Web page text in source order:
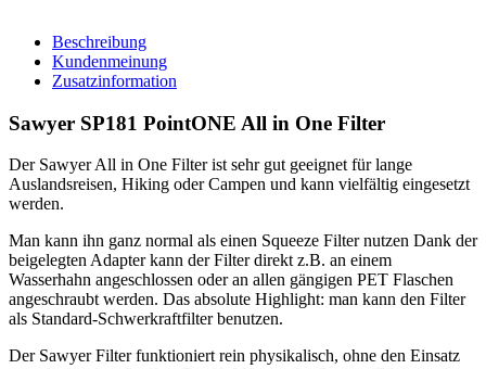
Beschreibung
Kundenmeinung
Zusatzinformation
Sawyer SP181 PointONE All in One Filter
Der Sawyer All in One Filter ist sehr gut geeignet für lange
Auslandsreisen, Hiking oder Campen und kann vielfältig eingesetzt
werden.
Man kann ihn ganz normal als einen Squeeze Filter nutzen Dank der
beigelegten Adapter kann der Filter direkt z.B. an einem
Wasserhahn angeschlossen oder an allen gängigen PET Flaschen
angeschraubt werden. Das absolute Highlight: man kann den Filter
als Standard-Schwerkraftfilter benutzen.
Der Sawyer Filter funktioniert rein physikalisch, ohne den Einsatz